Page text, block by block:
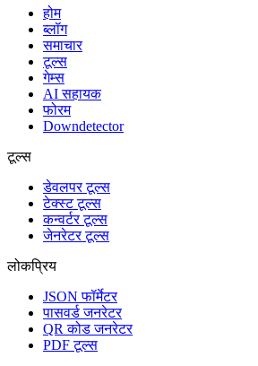
होम
ब्लॉग
समाचार
टूल्स
गेम्स
AI सहायक
फोरम
Downdetector
टूल्स
डेवलपर टूल्स
टेक्स्ट टूल्स
कन्वर्टर टूल्स
जेनरेटर टूल्स
लोकप्रिय
JSON फॉर्मेटर
पासवर्ड जनरेटर
QR कोड जनरेटर
PDF टूल्स